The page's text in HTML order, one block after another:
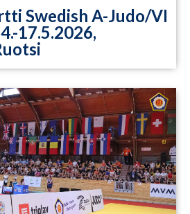
Swedish A-Judo/VI
17.5.2026,